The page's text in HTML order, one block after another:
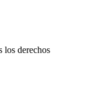
derechos